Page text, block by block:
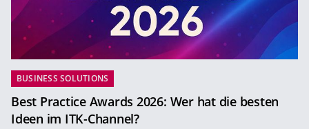
BUSINESS SOLUTIONS
Best Practice Awards 2026: Wer hat die besten
Ideen im ITK-Channel?